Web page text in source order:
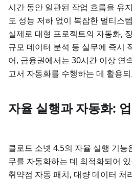
시간 동안 일관된 작업 흐름을 유
도 성능 저하 없이 복잡한 멀티스
실제로 대형 프로젝트의 자동화,
규모 데이터 분석 등 실무에 즉시
어, 금융권에서는 30시간 이상 연
고서 자동화를 수행하는 데 활용
자율 실행과 자동화:
클로드 소넷 4.5의 자율 실행 기능
무를 자동화하는 데 최적화되어
취약점 자동 패치, 대량 데이터 처